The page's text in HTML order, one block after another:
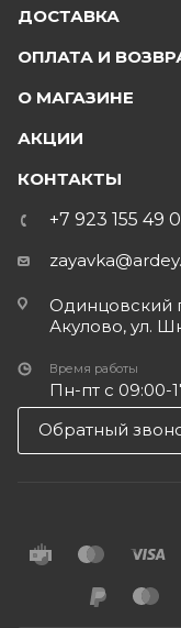
ДОСТАВКА
ОПЛАТА И
О МАГАЗИНЕ
АКЦИИ
КОНТАКТЫ
+7 923 155 49
Одинцовский
Акулово, ул.
Время работы
Пн-пт с 09:00-
Обратный